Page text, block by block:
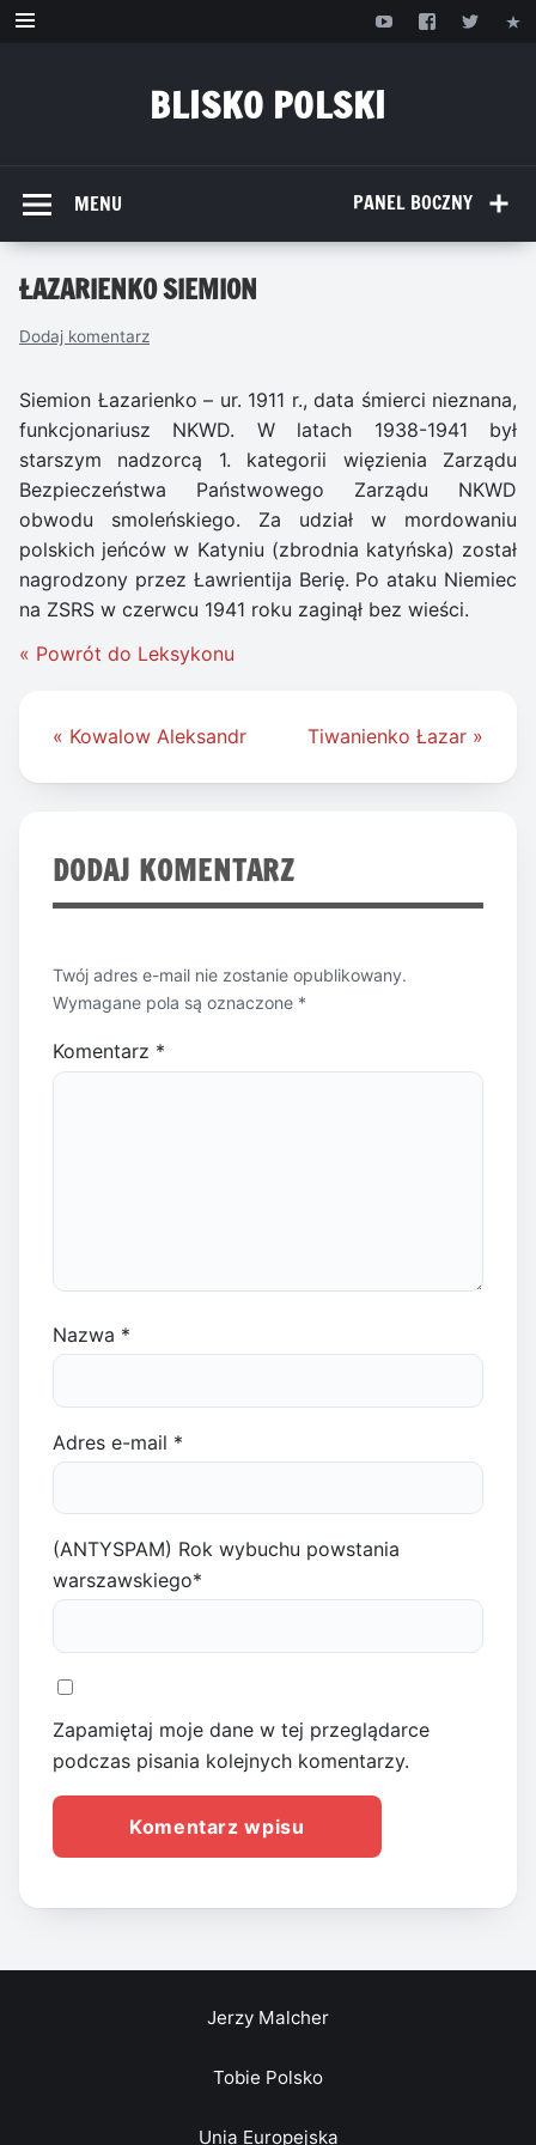
Przejdź
BLISKO POLSKI
PANEL BOCZNY
MENU
ŁAZARIENKO SIEMION
Dodaj komentarz
Siemion Łazarienko – ur. 1911 r., data śmierci nieznana,
funkcjonariusz NKWD. W latach 1938-1941 był
starszym nadzorcą 1. kategorii więzienia Zarządu
Bezpieczeństwa Państwowego Zarządu NKWD
obwodu smoleńskiego. Za udział w mordowaniu
polskich jeńców w Katyniu (zbrodnia katyńska) został
nagrodzony przez Ławrientija Berię. Po ataku Niemiec
na ZSRS w czerwcu 1941 roku zaginął bez wieści.
« Powrót do Leksykonu
Nawigacja
« Kowalow Aleksandr Tiwanienko Łazar »
DODAJ KOMENTARZ
Twój adres e-mail nie zostanie opublikowany.
Wymagane pola są oznaczone *
Komentarz *
Nazwa *
Adres e-mail *
(ANTYSPAM) Rok wybuchu powstania
warszawskiego*
Zapamiętaj moje dane w tej przeglądarce
podczas pisania kolejnych komentarzy.
Jerzy Malcher
Tobie Polsko
Unia Europejska